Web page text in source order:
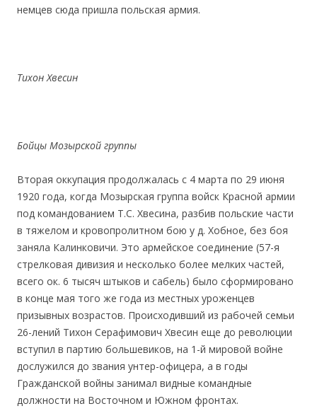
немцев сюда пришла польская армия.
Тихон Хвесин
Бойцы Мозырской группы
Вторая оккупация продолжалась с 4 марта по 29 июня
1920 года, когда Мозырская группа войск Красной армии
под командованием Т.С. Хвесина, разбив польские части
в тяжелом и кровопролитном бою у д. Хобное, без боя
заняла Калинковичи. Это армейское соединение (57-я
стрелковая дивизия и несколько более мелких частей,
всего ок. 6 тысяч штыков и сабель) было сформировано
в конце мая того же года из местных уроженцев
призывных возрастов. Происходивший из рабочей семьи
26-лений Тихон Серафимович Хвесин еще до революции
вступил в партию большевиков, на 1-й мировой войне
дослужился до звания унтер-офицера, а в годы
Гражданской войны занимал видные командные
должности на Восточном и Южном фронтах.